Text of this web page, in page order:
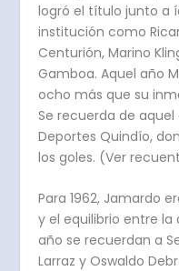
logró el título junto a
institución como
Centurión, Marino
Gamboa. Aquel año
ocho más que su
Se recuerda de
Deportes Quindío,
los goles. (Ver
Para 1962, Jamardo
y el equilibrio entre
año se recuerdan a
Larraz y Oswaldo